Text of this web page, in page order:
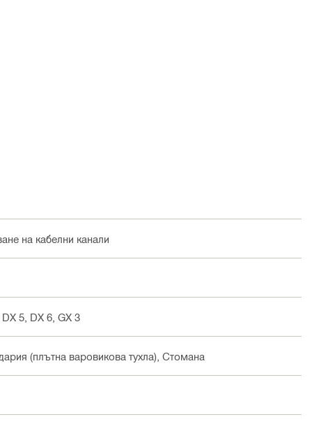
на кабелни канали
5, DX 6, GX 3
(плътна варовикова тухла), Стомана